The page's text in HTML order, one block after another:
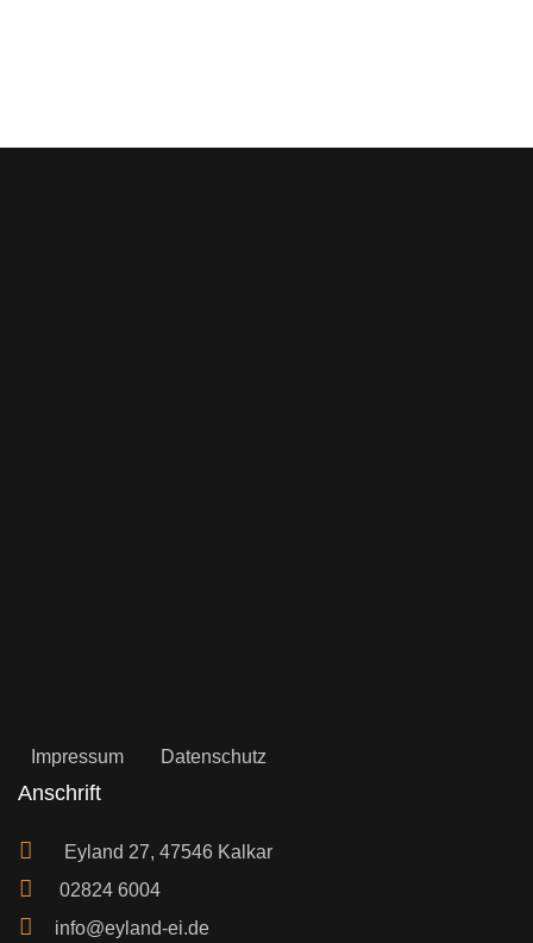
Impressum Datenschutz
Anschrift
Eyland 27, 47546 Kalkar
02824 6004
info@eyland-ei.de